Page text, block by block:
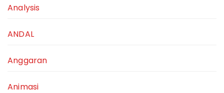
Analysis
ANDAL
Anggaran
Animasi